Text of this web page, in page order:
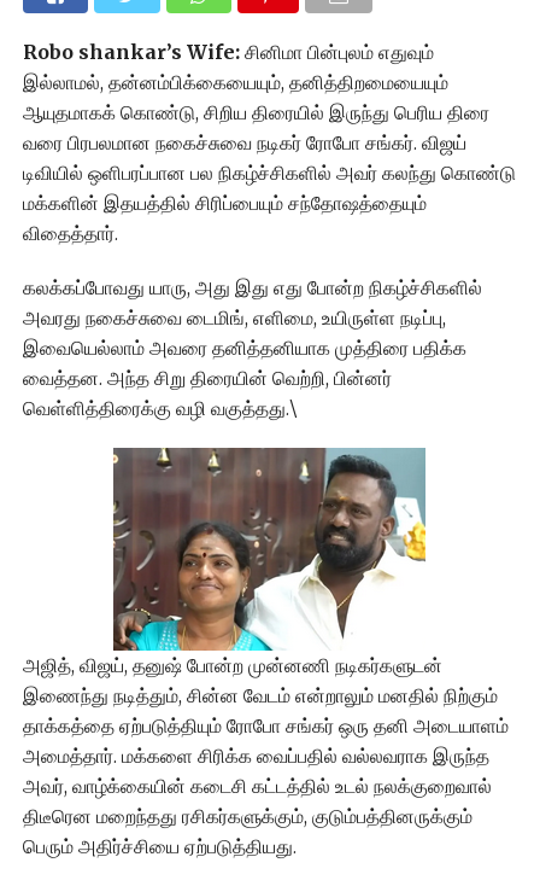
Robo shankar’s Wife: சினிமா பின்புலம் எதுவும்
இல்லாமல், தன்னம்பிக்கையையும், தனித்திறமையையும்
ஆயுதமாகக் கொண்டு, சிறிய திரையில் இருந்து பெரிய திரை
வரை பிரபலமான நகைச்சுவை நடிகர் ரோபோ சங்கர். விஜய்
டிவியில் ஒளிபரப்பான பல நிகழ்ச்சிகளில் அவர் கலந்து கொண்டு
மக்களின் இதயத்தில் சிரிப்பையும் சந்தோஷத்தையும்
விதைத்தார்.
கலக்கப்போவது யாரு, அது இது எது போன்ற நிகழ்ச்சிகளில்
அவரது நகைச்சுவை டைமிங், எளிமை, உயிருள்ள நடிப்பு,
இவையெல்லாம் அவரை தனித்தனியாக முத்திரை பதிக்க
வைத்தன. அந்த சிறு திரையின் வெற்றி, பின்னர்
வெள்ளித்திரைக்கு வழி வகுத்தது.\
அஜித், விஜய், தனுஷ் போன்ற முன்னணி நடிகர்களுடன்
இணைந்து நடித்தும், சின்ன வேடம் என்றாலும் மனதில் நிற்கும்
தாக்கத்தை ஏற்படுத்தியும் ரோபோ சங்கர் ஒரு தனி அடையாளம்
அமைத்தார். மக்களை சிரிக்க வைப்பதில் வல்லவராக இருந்த
அவர், வாழ்க்கையின் கடைசி கட்டத்தில் உடல் நலக்குறைவால்
திடீரென மறைந்தது ரசிகர்களுக்கும், குடும்பத்தினருக்கும்
பெரும் அதிர்ச்சியை ஏற்படுத்தியது.